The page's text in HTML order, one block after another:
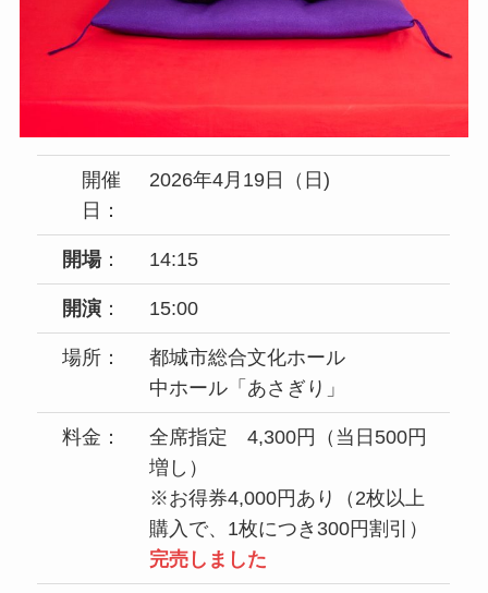
開催
日：
2026年4月19日（日)
開場： 14:15
開演： 15:00
場所：
都城市総合文化ホール
中ホール「あさぎり」
料金：
全席指定 4,300円（当日500円
増し）
※お得券4,000円あり（2枚以上
購入で、1枚につき300円割引）
完売しました